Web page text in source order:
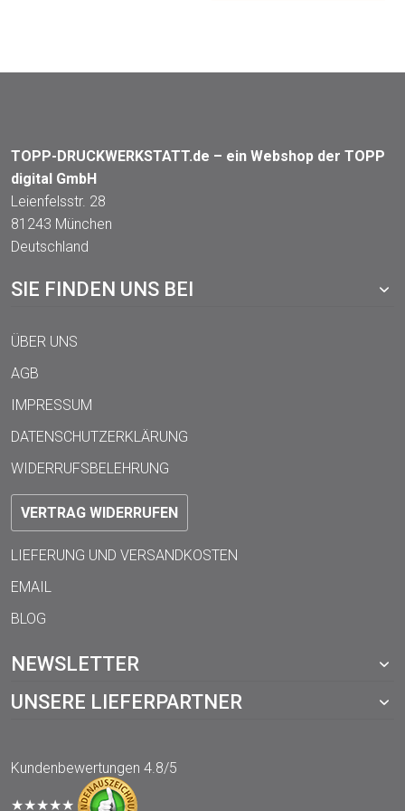
TOPP-DRUCKWERKSTATT.de – ein Webshop der TOPP
digital GmbH
Leienfelsstr. 28
81243 München
Deutschland
SIE FINDEN UNS BEI
ÜBER UNS
AGB
IMPRESSUM
DATENSCHUTZERKLÄRUNG
WIDERRUFSBELEHRUNG
VERTRAG WIDERRUFEN
LIEFERUNG UND VERSANDKOSTEN
EMAIL
BLOG
NEWSLETTER
UNSERE LIEFERPARTNER
Kundenbewertungen 4.8/5
★★★★★